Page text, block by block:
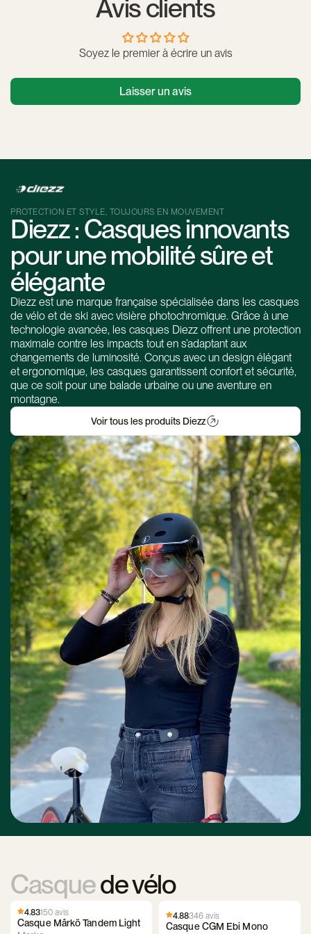
Avis clients
Soyez le premier à écrire un avis
Laisser un avis
PROTECTION ET STYLE, TOUJOURS EN MOUVEMENT
Diezz : Casques innovants
pour une mobilité sûre et
élégante
Diezz est une marque française spécialisée dans les casques
de vélo et de ski avec visière photochromique. Grâce à une
technologie avancée, les casques Diezz offrent une protection
maximale contre les impacts tout en s’adaptant aux
changements de luminosité. Conçus avec un design élégant
et ergonomique, les casques garantissent confort et sécurité,
que ce soit pour une balade urbaine ou une aventure en
montagne.
Voir tous les produits Diezz
Casquede vélo
4.83150 avis
Casque Mârkö Tandem Light
4.88346 avis
Casque CGM Ebi Mono